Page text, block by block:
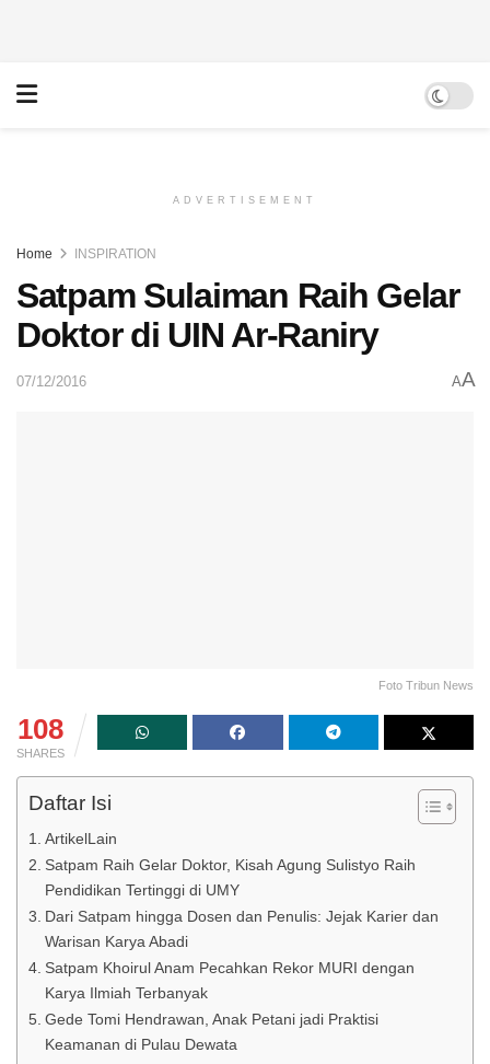
ADVERTISEMENT
Home INSPIRATION
Satpam Sulaiman Raih Gelar
Doktor di UIN Ar-Raniry
07/12/2016 AA
Foto Tribun News
108
SHARES
Daftar Isi
ArtikelLain
Satpam Raih Gelar Doktor, Kisah Agung Sulistyo Raih
Pendidikan Tertinggi di UMY
Dari Satpam hingga Dosen dan Penulis: Jejak Karier dan
Warisan Karya Abadi
Satpam Khoirul Anam Pecahkan Rekor MURI dengan
Karya Ilmiah Terbanyak
Gede Tomi Hendrawan, Anak Petani jadi Praktisi
Keamanan di Pulau Dewata